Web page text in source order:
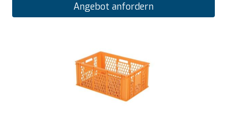
Angebot anfordern